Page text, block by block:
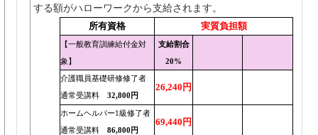
する額がハローワークから支給されます。
所有資格
実質負担額
【一般教育訓練給付金対
象】
支給割合
20%
介護職員基礎研修修了者
通常受講料 32,800円
26,240円
ホームヘルパー1級修了者
通常受講料 86,800円
69,440円